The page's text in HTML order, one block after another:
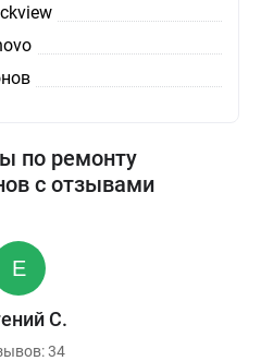
по ремонту
с отзывами
С.
34